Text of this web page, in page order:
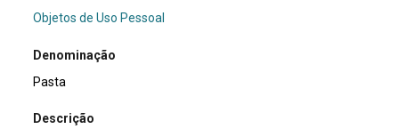
Objetos de Uso Pessoal
Denominação
Pasta
Descrição